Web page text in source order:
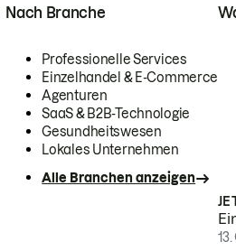
Nach Branche
Professionelle Services
Einzelhandel & E-Commerce
Agenturen
SaaS & B2B-Technologie
Gesundheitswesen
Lokales Unternehmen
Alle Branchen anzeigen